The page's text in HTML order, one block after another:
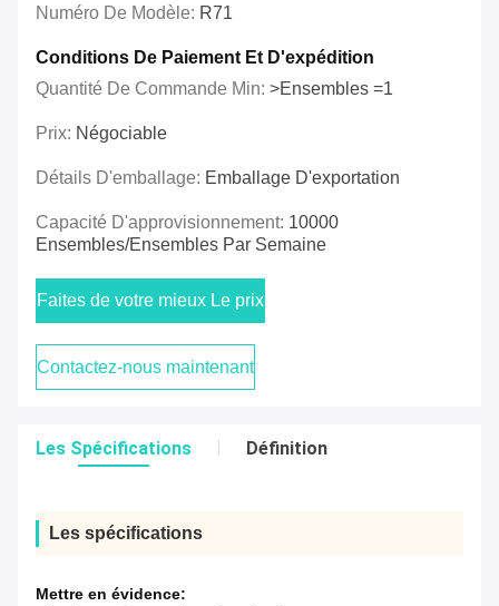
Numéro De Modèle: R71
Conditions De Paiement Et D'expédition
Quantité De Commande Min: >Ensembles =1
Prix: Négociable
Détails D'emballage: Emballage D'exportation
Capacité D'approvisionnement: 10000
Ensembles/ensembles Par Semaine
Faites de votre mieux Le prix
Contactez-nous maintenant
Les Spécifications Définition
Les spécifications
Mettre en évidence: